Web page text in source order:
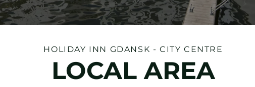
HOLIDAY INN GDANSK - CITY CENTRE
LOCAL AREA